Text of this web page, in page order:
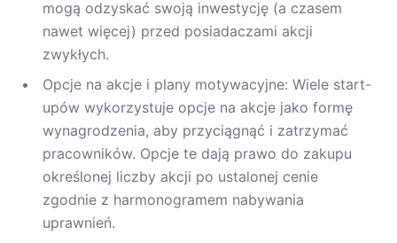
mogą odzyskać swoją inwestycję (a czasem
nawet więcej) przed posiadaczami akcji
zwykłych.
Opcje na akcje i plany motywacyjne: Wiele start-
upów wykorzystuje opcje na akcje jako formę
wynagrodzenia, aby przyciągnąć i zatrzymać
pracowników. Opcje te dają prawo do zakupu
określonej liczby akcji po ustalonej cenie
zgodnie z harmonogramem nabywania
uprawnień.